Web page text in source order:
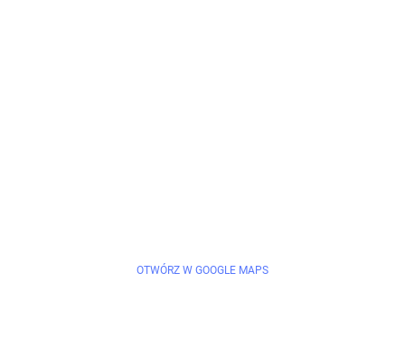
OTWÓRZ W GOOGLE MAPS